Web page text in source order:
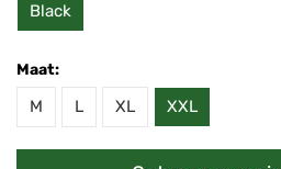
Black
Maat:
M L XL XXL